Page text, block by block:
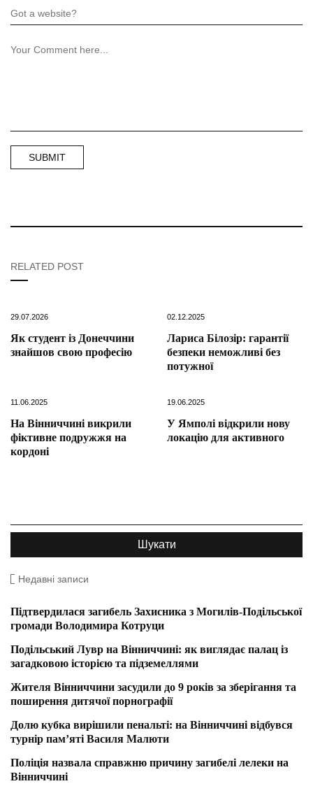
RELATED POST
29.07.2026
Як студент із Донеччини
знайшов свою професію
02.12.2025
Лариса Білозір: гарантії
безпеки неможливі без
потужної
11.06.2025
На Вінниччині викрили
фіктивне подружжя на
кордоні
19.06.2025
У Ямполі відкрили нову
локацію для активного
Недавні записи
Підтвердилася загибель Захисника з Могилів-Подільської
громади Володимира Котруци
Подільський Лувр на Вінниччині: як виглядає палац із
загадковою історією та підземеллями
Жителя Вінниччини засудили до 9 років за зберігання та
поширення дитячої порнографії
Долю кубка вирішили пенальті: на Вінниччині відбувся
турнір пам’яті Василя Малюти
Поліція назвала справжню причину загибелі лелеки на
Вінниччині